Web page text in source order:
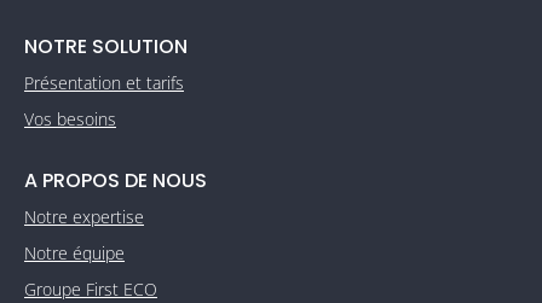
NOTRE SOLUTION
Présentation et tarifs
Vos besoins
A PROPOS DE NOUS
Notre expertise
Notre équipe
Groupe First ECO